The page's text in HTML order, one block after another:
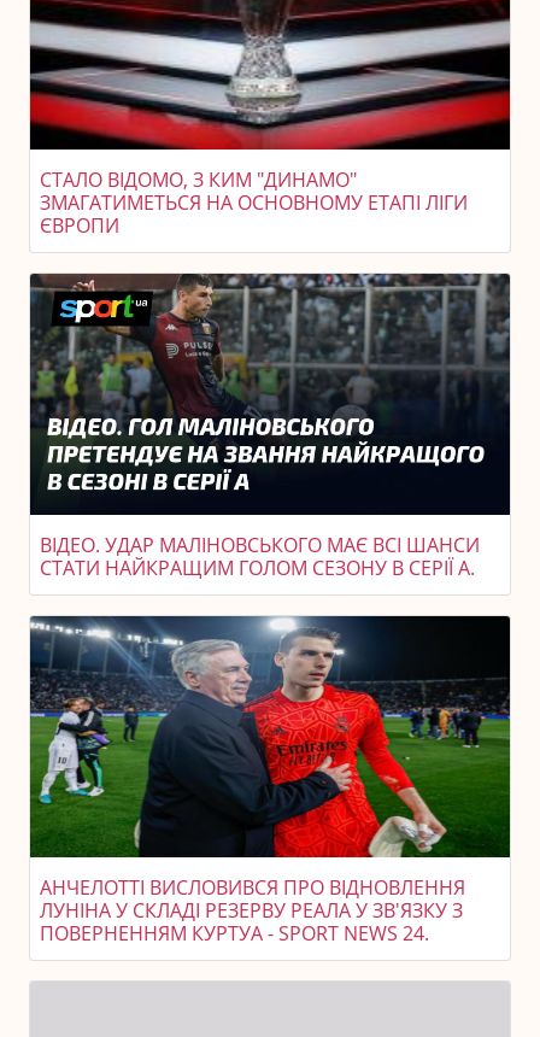
СТАЛО ВІДОМО, З КИМ "ДИНАМО"
ЗМАГАТИМЕТЬСЯ НА ОСНОВНОМУ ЕТАПІ ЛІГИ
ЄВРОПИ
ВІДЕО. УДАР МАЛІНОВСЬКОГО МАЄ ВСІ ШАНСИ
СТАТИ НАЙКРАЩИМ ГОЛОМ СЕЗОНУ В СЕРІЇ А.
АНЧЕЛОТТІ ВИСЛОВИВСЯ ПРО ВІДНОВЛЕННЯ
ЛУНІНА У СКЛАДІ РЕЗЕРВУ РЕАЛА У ЗВ'ЯЗКУ З
ПОВЕРНЕННЯМ КУРТУА - SPORT NEWS 24.